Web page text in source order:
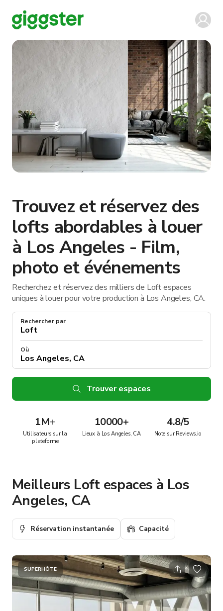
Trouvez et réservez des
lofts abordables à louer
à Los Angeles - Film,
photo et événements
Recherchez et réservez des milliers de Loft espaces
uniques à louer pour votre production à Los Angeles, CA.
Rechercher par
Où
Trouver espaces
1M+
Utilisateurs sur la
plateforme
10000+
Lieux à Los Angeles, CA
4.8/5
Note sur Reviews.io
Meilleurs Loft espaces à Los
Angeles, CA
Réservation instantanée Capacité
SUPERHÔTE